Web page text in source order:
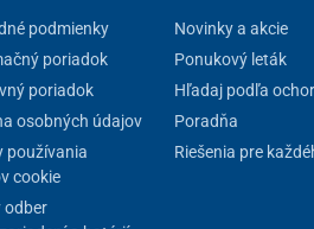
podmienky
poriadok
poriadok
osobných údajov
používania
cookie
odber
Novinky a akcie
Ponukový leták
Hľadaj podľa
Poradňa
Riešenia pre